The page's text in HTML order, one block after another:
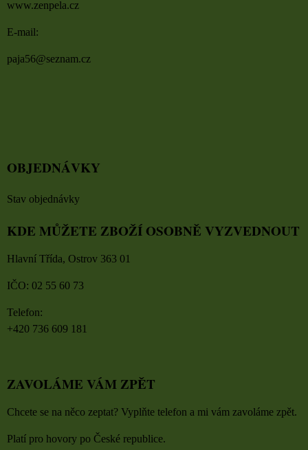
www.zenpela.cz
E-mail:
paja56@seznam.cz
OBJEDNÁVKY
Stav objednávky
KDE MŮŽETE ZBOŽÍ OSOBNĚ VYZVEDNOUT
Hlavní Třída, Ostrov 363 01
IČO: 02 55 60 73
Telefon:
+420 736 609 181
ZAVOLÁME VÁM ZPĚT
Chcete se na něco zeptat? Vyplňte telefon a mi vám zavoláme zpět.
Platí pro hovory po České republice.